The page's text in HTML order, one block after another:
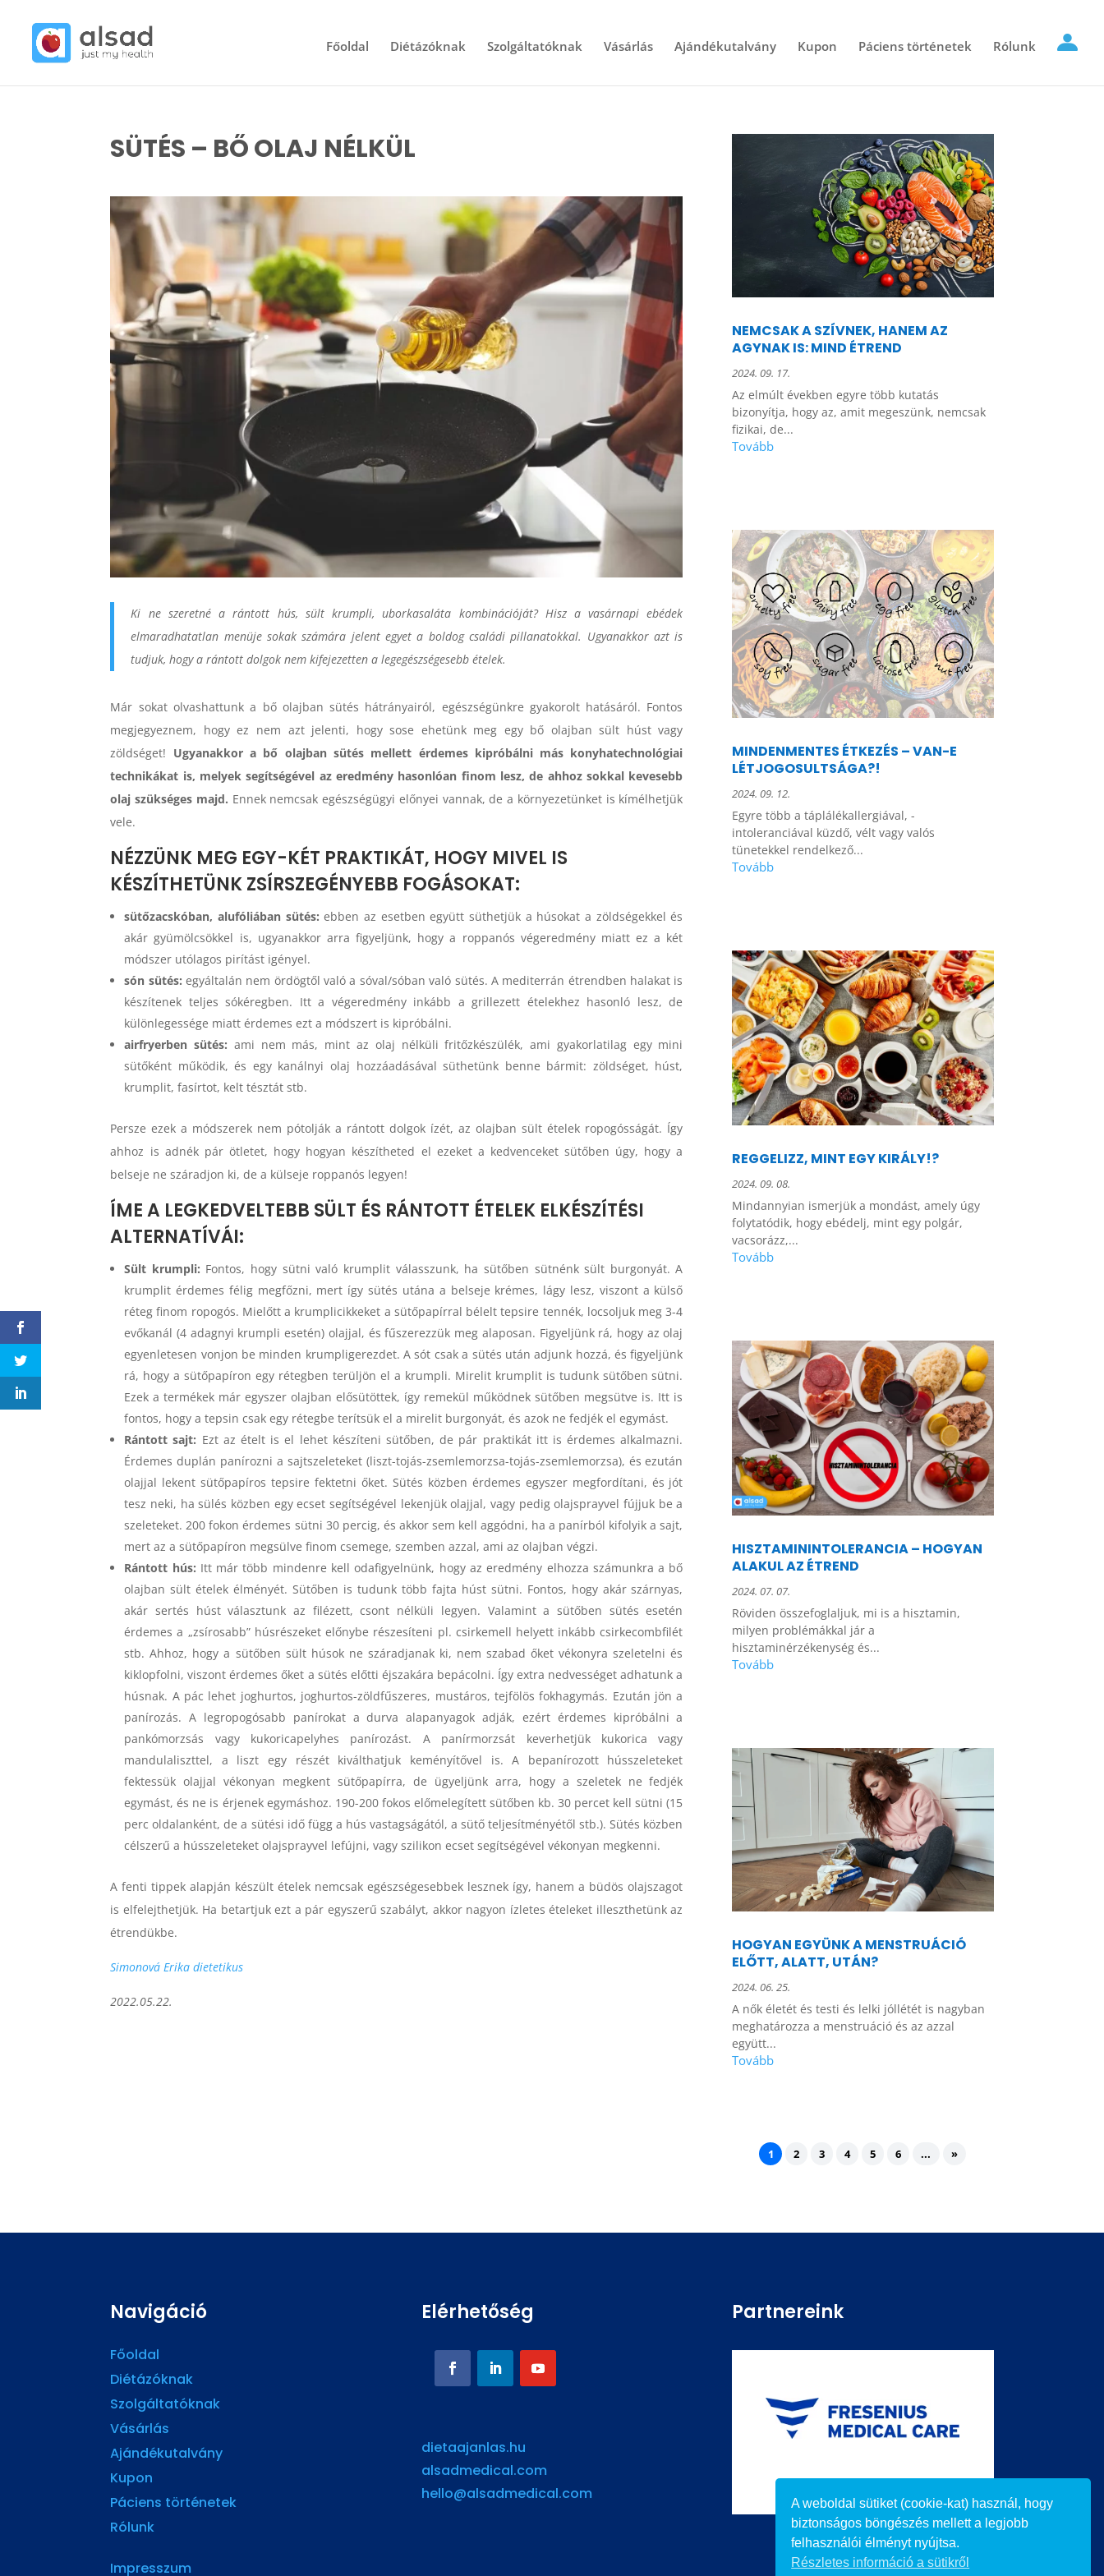
Főoldal Diétázóknak Szolgáltatóknak Vásárlás Ajándékutalvány Kupon Páciens történetek Rólunk
SÜTÉS – BŐ OLAJ NÉLKÜL
Ki ne szeretné a rántott hús, sült krumpli, uborkasaláta kombinációját? Hisz a vasárnapi ebédek
elmaradhatatlan menüje sokak számára jelent egyet a boldog családi pillanatokkal. Ugyanakkor azt is
tudjuk, hogy a rántott dolgok nem kifejezetten a legegészségesebb ételek.
Már sokat olvashattunk a bő olajban sütés hátrányairól, egészségünkre gyakorolt hatásáról. Fontos
megjegyeznem, hogy ez nem azt jelenti, hogy sose ehetünk meg egy bő olajban sült húst vagy
zöldséget! Ugyanakkor a bő olajban sütés mellett érdemes kipróbálni más konyhatechnológiai
technikákat is, melyek segítségével az eredmény hasonlóan finom lesz, de ahhoz sokkal kevesebb
olaj szükséges majd. Ennek nemcsak egészségügyi előnyei vannak, de a környezetünket is kímélhetjük
vele.
NÉZZÜNK MEG EGY-KÉT PRAKTIKÁT, HOGY MIVEL IS
KÉSZÍTHETÜNK ZSÍRSZEGÉNYEBB FOGÁSOKAT:
sütőzacskóban, alufóliában sütés: ebben az esetben együtt süthetjük a húsokat a zöldségekkel és
akár gyümölcsökkel is, ugyanakkor arra figyeljünk, hogy a roppanós végeredmény miatt ez a két
módszer utólagos pirítást igényel.
són sütés: egyáltalán nem ördögtől való a sóval/sóban való sütés. A mediterrán étrendben halakat is
készítenek teljes sókéregben. Itt a végeredmény inkább a grillezett ételekhez hasonló lesz, de
különlegessége miatt érdemes ezt a módszert is kipróbálni.
airfryerben sütés: ami nem más, mint az olaj nélküli fritőzkészülék, ami gyakorlatilag egy mini
sütőként működik, és egy kanálnyi olaj hozzáadásával süthetünk benne bármit: zöldséget, húst,
krumplit, fasírtot, kelt tésztát stb.
Persze ezek a módszerek nem pótolják a rántott dolgok ízét, az olajban sült ételek ropogósságát. Így
ahhoz is adnék pár ötletet, hogy hogyan készítheted el ezeket a kedvenceket sütőben úgy, hogy a
belseje ne száradjon ki, de a külseje roppanós legyen!
ÍME A LEGKEDVELTEBB SÜLT ÉS RÁNTOTT ÉTELEK ELKÉSZÍTÉSI
ALTERNATÍVÁI:
Sült krumpli: Fontos, hogy sütni való krumplit válasszunk, ha sütőben sütnénk sült burgonyát. A
krumplit érdemes félig megfőzni, mert így sütés utána a belseje krémes, lágy lesz, viszont a külső
réteg finom ropogós. Mielőtt a krumplicikkeket a sütőpapírral bélelt tepsire tennék, locsoljuk meg 3-4
evőkanál (4 adagnyi krumpli esetén) olajjal, és fűszerezzük meg alaposan. Figyeljünk rá, hogy az olaj
egyenletesen vonjon be minden krumpligerezdet. A sót csak a sütés után adjunk hozzá, és figyeljünk
rá, hogy a sütőpapíron egy rétegben terüljön el a krumpli. Mirelit krumplit is tudunk sütőben sütni.
Ezek a termékek már egyszer olajban elősütöttek, így remekül működnek sütőben megsütve is. Itt is
fontos, hogy a tepsin csak egy rétegbe terítsük el a mirelit burgonyát, és azok ne fedjék el egymást.
Rántott sajt: Ezt az ételt is el lehet készíteni sütőben, de pár praktikát itt is érdemes alkalmazni.
Érdemes duplán panírozni a sajtszeleteket (liszt-tojás-zsemlemorzsa-tojás-zsemlemorzsa), és ezután
olajjal lekent sütőpapíros tepsire fektetni őket. Sütés közben érdemes egyszer megfordítani, és jót
tesz neki, ha sülés közben egy ecset segítségével lekenjük olajjal, vagy pedig olajsprayvel fújjuk be a
szeleteket. 200 fokon érdemes sütni 30 percig, és akkor sem kell aggódni, ha a panírból kifolyik a sajt,
mert az a sütőpapíron megsülve finom csemege, szemben azzal, ami az olajban végzi.
Rántott hús: Itt már több mindenre kell odafigyelnünk, hogy az eredmény elhozza számunkra a bő
olajban sült ételek élményét. Sütőben is tudunk több fajta húst sütni. Fontos, hogy akár szárnyas,
akár sertés húst választunk az filézett, csont nélküli legyen. Valamint a sütőben sütés esetén
érdemes a „zsírosabb” húsrészeket előnybe részesíteni pl. csirkemell helyett inkább csirkecombfilét
stb. Ahhoz, hogy a sütőben sült húsok ne száradjanak ki, nem szabad őket vékonyra szeletelni és
kiklopfolni, viszont érdemes őket a sütés előtti éjszakára bepácolni. Így extra nedvességet adhatunk a
húsnak. A pác lehet joghurtos, joghurtos-zöldfűszeres, mustáros, tejfölös fokhagymás. Ezután jön a
panírozás. A legropogósabb panírokat a durva alapanyagok adják, ezért érdemes kipróbálni a
pankómorzsás vagy kukoricapelyhes panírozást. A panírmorzsát keverhetjük kukorica vagy
mandulaliszttel, a liszt egy részét kiválthatjuk keményítővel is. A bepanírozott hússzeleteket
fektessük olajjal vékonyan megkent sütőpapírra, de ügyeljünk arra, hogy a szeletek ne fedjék
egymást, és ne is érjenek egymáshoz. 190-200 fokos előmelegített sütőben kb. 30 percet kell sütni (15
perc oldalanként, de a sütési idő függ a hús vastagságától, a sütő teljesítményétől stb.). Sütés közben
célszerű a hússzeleteket olajsprayvel lefújni, vagy szilikon ecset segítségével vékonyan megkenni.
A fenti tippek alapján készült ételek nemcsak egészségesebbek lesznek így, hanem a büdös olajszagot
is elfelejthetjük. Ha betartjuk ezt a pár egyszerű szabályt, akkor nagyon ízletes ételeket illeszthetünk az
étrendükbe.
Simonová Erika dietetikus
2022.05.22.
NEMCSAK A SZÍVNEK, HANEM AZ
AGYNAK IS: MIND ÉTREND
2024. 09. 17.
Az elmúlt években egyre több kutatás
bizonyítja, hogy az, amit megeszünk, nemcsak
fizikai, de...
MINDENMENTES ÉTKEZÉS – VAN-E
LÉTJOGOSULTSÁGA?!
2024. 09. 12.
Egyre több a táplálékallergiával, -
intoleranciával küzdő, vélt vagy valós
tünetekkel rendelkező...
REGGELIZZ, MINT EGY KIRÁLY!?
2024. 09. 08.
Mindannyian ismerjük a mondást, amely úgy
folytatódik, hogy ebédelj, mint egy polgár,
vacsorázz,...
HISZTAMININTOLERANCIA – HOGYAN
ALAKUL AZ ÉTREND
2024. 07. 07.
Röviden összefoglaljuk, mi is a hisztamin,
milyen problémákkal jár a
hisztaminérzékenység és...
HOGYAN EGYÜNK A MENSTRUÁCIÓ
ELŐTT, ALATT, UTÁN?
2024. 06. 25.
A nők életét és testi és lelki jóllétét is nagyban
meghatározza a menstruáció és az azzal
együtt...
1 2 3 4 5 6 ... »
Navigáció
Főoldal
Diétázóknak
Szolgáltatóknak
Vásárlás
Ajándékutalvány
Kupon
Páciens történetek
Rólunk
Impresszum
Elérhetőség
dietaajanlas.hu
alsadmedical.com
hello@alsadmedical.com
Partnereink
A weboldal sütiket (cookie-kat) használ, hogy
biztonságos böngészés mellett a legjobb
felhasználói élményt nyújtsa.
Részletes információ a sütikről